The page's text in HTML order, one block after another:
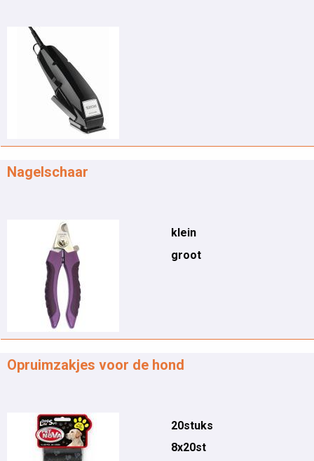
Nagelschaar
klein
groot
Opruimzakjes voor de hond
20stuks
8x20st